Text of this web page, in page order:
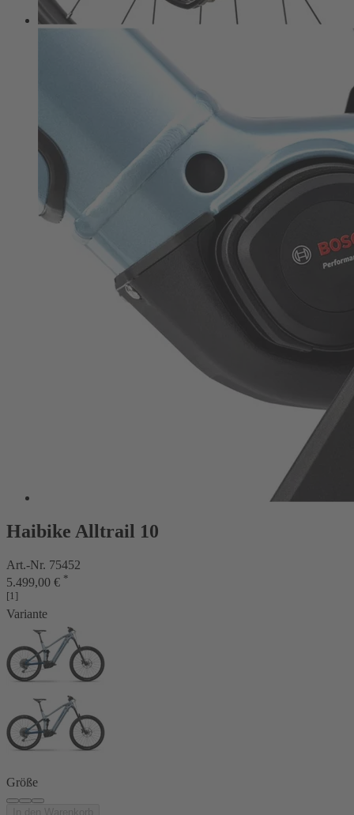
Haibike Alltrail 10
Art.-Nr. 75452
5.499,00 € *
[1]
Variante
Größe